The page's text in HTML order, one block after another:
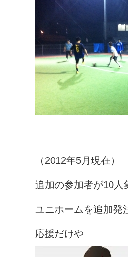
（2012年5月現在）
追加の参加者が10人
ユニホームを追加発
応援だけや